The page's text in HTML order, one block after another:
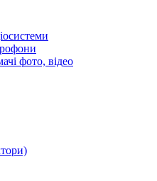
фото, відео